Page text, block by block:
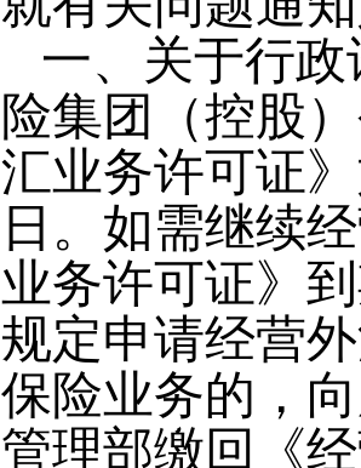
一、关于行
险集团（控股
汇业务许可证
日。如需继续
业务许可证》
规定申请经营
保险业务的，
管理部缴回《